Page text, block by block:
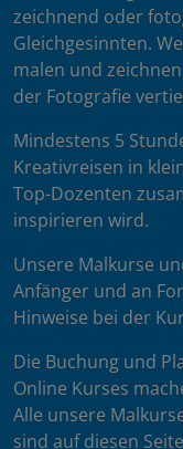
zeichnend oder
Gleichgesinnten.
malen und
der Fotografie
Mindestens 5
Kreativreisen in
Top-Dozenten
inspirieren wird.
Unsere Malkurse
Anfänger und an
Hinweise bei der
Die Buchung und
Online Kurses
Alle unsere
sind auf diesen